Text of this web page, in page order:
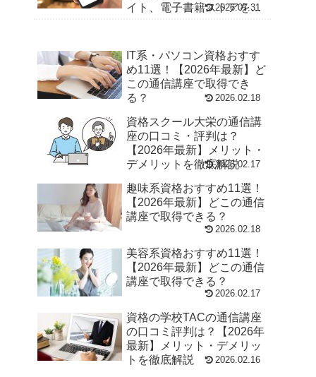
イト、電子書籍ストアを紹
2026.07.31
IT系・パソコン資格おすす
め11選！【2026年最新】ど
この通信講座で取得でき
る？
2026.02.18
資格スクール大栄の通信講
座の口コミ・評判は？
【2026年最新】メリット・
デメリットを徹底解説2026.02.17
趣味系資格おすすめ11選！
【2026年最新】どこの通信
講座で取得できる？
2026.02.18
美容系資格おすすめ11選！
【2026年最新】どこの通信
講座で取得できる？
2026.02.17
資格の学校TACの通信講座
の口コミ評判は？【2026年
最新】メリット・デメリッ
トを徹底解説
2026.02.16